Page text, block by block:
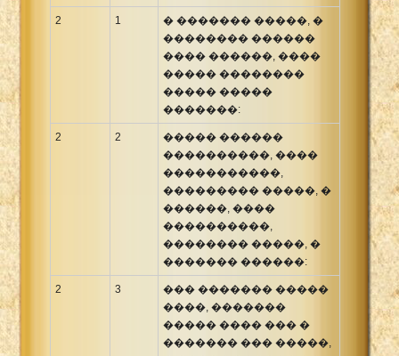
2 1
� ������� �����, �
�������� ������
���� ������, ����
����� ��������
����� �����
�������:
2 2
����� ������
����������, ����
�����������,
��������� �����, �
������, ����
����������,
�������� �����, �
������� ������:
2 3
��� ������� �����
����, �������
����� ���� ��� �
������� ��� �����,